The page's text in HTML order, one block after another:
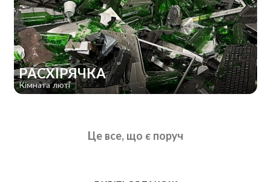
РАСХІРЯЧКА
Кімната люті
Це все, що є поруч